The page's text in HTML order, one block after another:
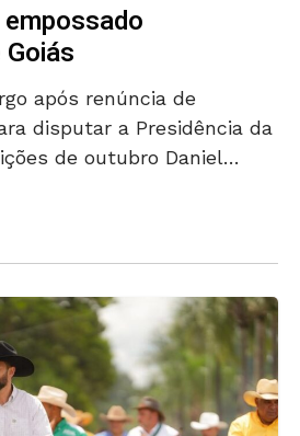
após renúncia de
disputar a Presidência da
de outubro Daniel